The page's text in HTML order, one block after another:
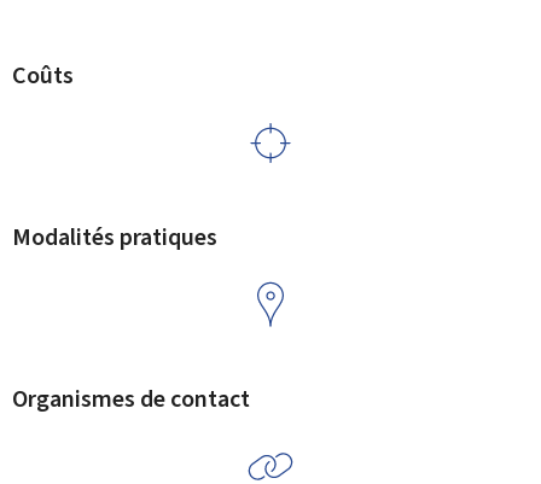
Coûts
Modalités pratiques
Organismes de contact